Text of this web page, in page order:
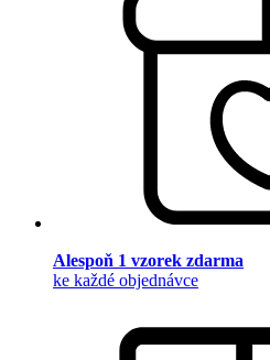
Alespoň 1 vzorek zdarma
ke každé objednávce